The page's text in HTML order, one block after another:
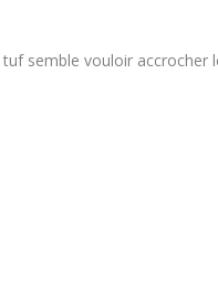
semble vouloir accrocher